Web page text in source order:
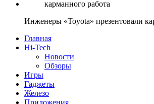
Инженеры «Toyota» презентовали
Главная
Hi-Tech
Новости
Обзоры
Игры
Гаджеты
Железо
Приложения